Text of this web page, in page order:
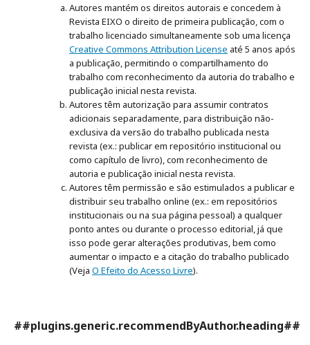
Autores mantém os direitos autorais e concedem à
Revista EIXO o direito de primeira publicação, com o
trabalho licenciado simultaneamente sob uma licença
Creative Commons Attribution License até 5 anos após
a publicação, permitindo o compartilhamento do
trabalho com reconhecimento da autoria do trabalho e
publicação inicial nesta revista.
Autores têm autorização para assumir contratos
adicionais separadamente, para distribuição não-
exclusiva da versão do trabalho publicada nesta
revista (ex.: publicar em repositório institucional ou
como capítulo de livro), com reconhecimento de
autoria e publicação inicial nesta revista.
Autores têm permissão e são estimulados a publicar e
distribuir seu trabalho online (ex.: em repositórios
institucionais ou na sua página pessoal) a qualquer
ponto antes ou durante o processo editorial, já que
isso pode gerar alterações produtivas, bem como
aumentar o impacto e a citação do trabalho publicado
(Veja O Efeito do Acesso Livre).
##plugins.generic.recommendByAuthor.heading##